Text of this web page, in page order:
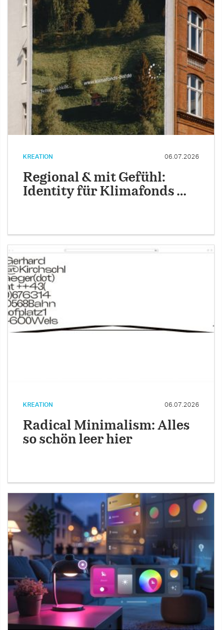
KREATION 06.07.2026
Regional & mit Gefühl:
Identity für Klimafonds …
KREATION 06.07.2026
Radical Minimalism: Alles
so schön leer hier